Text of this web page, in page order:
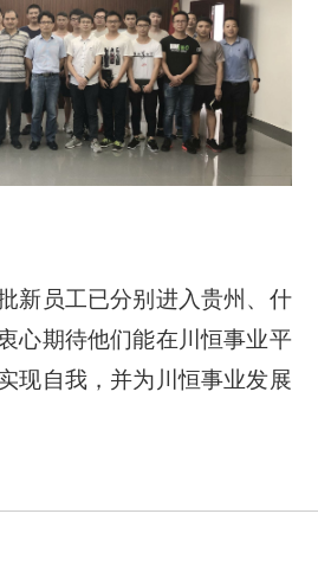
新员工已分别进入贵州、 什
心期待他们能在川恒事业平
现自我，并为川恒事业发展